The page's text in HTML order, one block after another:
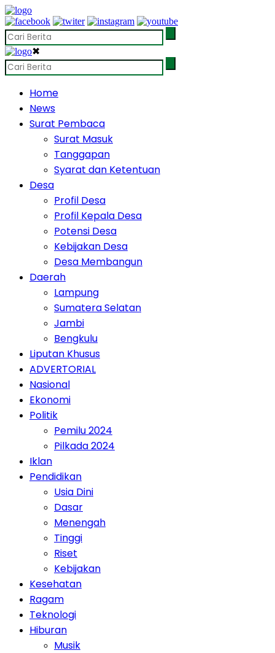
✖
Home
News
Surat Pembaca
Surat Masuk
Tanggapan
Syarat dan Ketentuan
Desa
Profil Desa
Profil Kepala Desa
Potensi Desa
Kebijakan Desa
Desa Membangun
Daerah
Lampung
Sumatera Selatan
Jambi
Bengkulu
Liputan Khusus
ADVERTORIAL
Nasional
Ekonomi
Politik
Pemilu 2024
Pilkada 2024
Iklan
Pendidikan
Usia Dini
Dasar
Menengah
Tinggi
Riset
Kebijakan
Kesehatan
Ragam
Teknologi
Hiburan
Musik